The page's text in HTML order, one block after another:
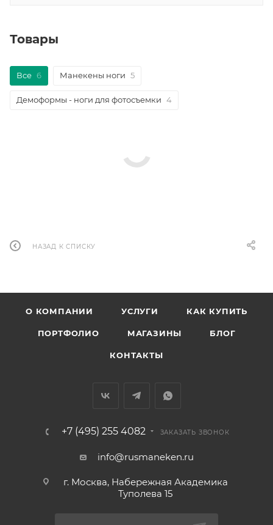
Товары
Все 6 Манекены ноги 5
Демоформы - ноги для фотосъемки 4
НАЗАД К СПИСКУ
О КОМПАНИИ УСЛУГИ КАК КУПИТЬ
ПОРТФОЛИО МАГАЗИНЫ БЛОГ
КОНТАКТЫ
+7 (495) 255 4082 ЗАКАЗАТЬ ЗВОНОК
info@rusmaneken.ru
г. Москва, Набережная Академика
Туполева 15